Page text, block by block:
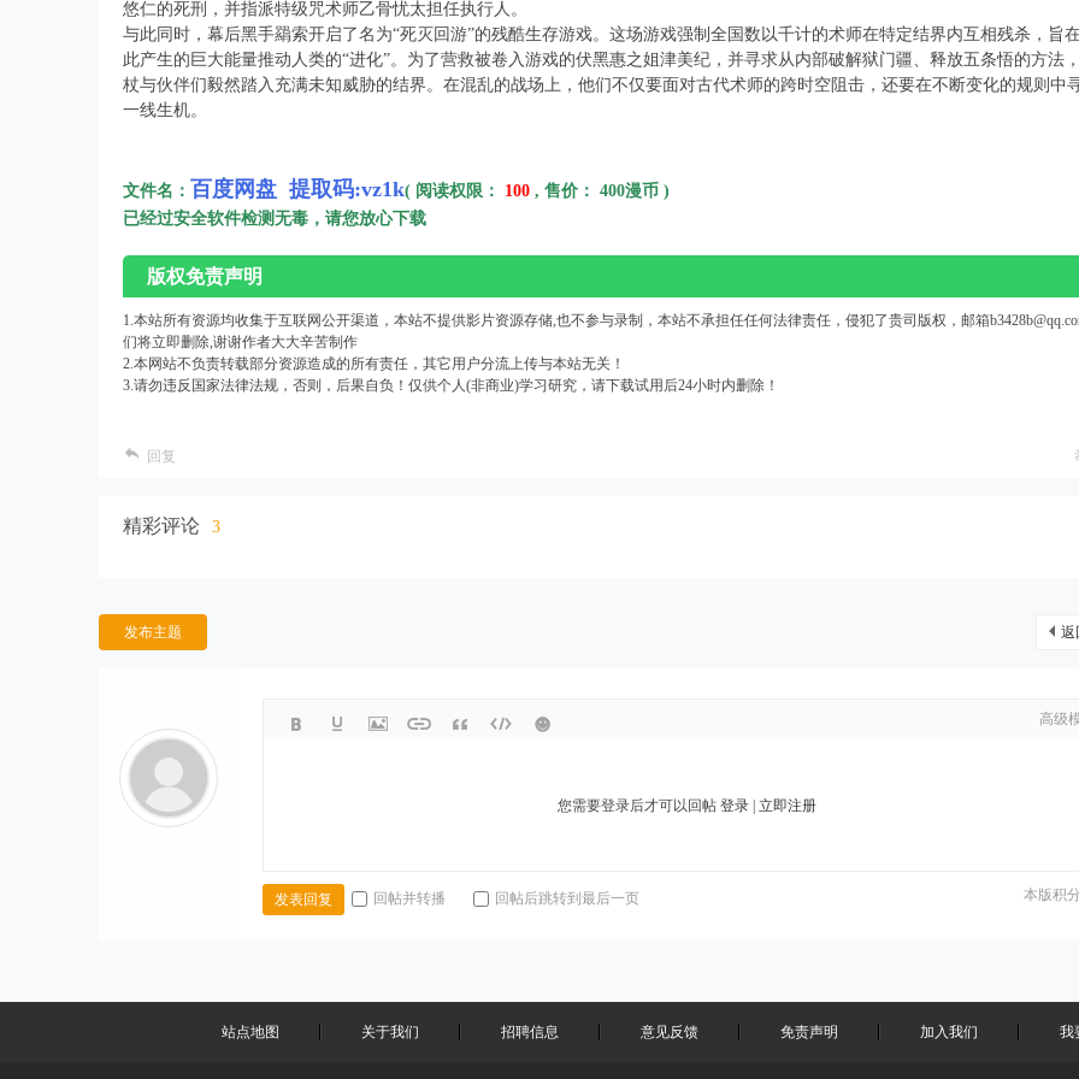
悠仁的死刑，并指派特级咒术师乙骨忧太担任执行人。
与此同时，幕后黑手羂索开启了名为“死灭回游”的残酷生存游戏。这场游戏强制全国数以千计的术师在特定结界内互相残杀，旨
此产生的巨大能量推动人类的“进化”。为了营救被卷入游戏的伏黑惠之姐津美纪，并寻求从内部破解狱门疆、释放五条悟的方法
杖与伙伴们毅然踏入充满未知威胁的结界。在混乱的战场上，他们不仅要面对古代术师的跨时空阻击，还要在不断变化的规则中
一线生机。
文件名： 百度网盘 提取码:vz1k( 阅读权限： 100 , 售价： 400漫币 )
已经过安全软件检测无毒，请您放心下载
版权免责声明
1.本站所有资源均收集于互联网公开渠道，本站不提供影片资源存储,也不参与录制，本站不承担任任何法律责任，侵犯了贵司版权，邮箱
们将立即删除,谢谢作者大大辛苦制作
2.本网站不负责转载部分资源造成的所有责任，其它用户分流上传与本站无关！
3.请勿违反国家法律法规，否则，后果自负！仅供个人(非商业)学习研究，请下载试用后24小时内删除！
回复
精彩评论 3
发布主题 返
高级
您需要登录后才可以回帖 登录| 立即注册
本版积
发表回复 回帖并转播 回帖后跳转到最后一页
站点地图 关于我们 招聘信息 意见反馈 免责声明 加入我们 我